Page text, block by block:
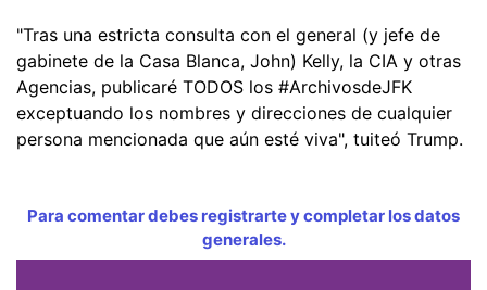
"Tras una estricta consulta con el general (y jefe de
gabinete de la Casa Blanca, John) Kelly, la CIA y otras
Agencias, publicaré TODOS los #ArchivosdeJFK
exceptuando los nombres y direcciones de cualquier
persona mencionada que aún esté viva", tuiteó Trump.
Para comentar debes registrarte y completar los datos
generales.